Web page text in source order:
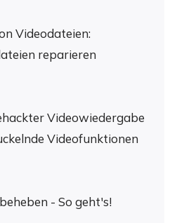
Videodateien:
reparieren
Videowiedergabe
Videofunktionen
- So geht's!